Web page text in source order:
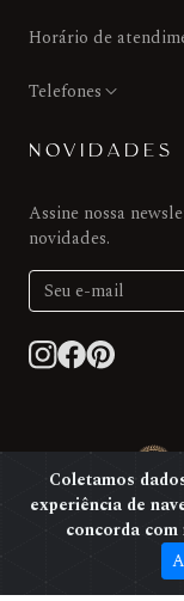
Horário de
Telefones
NOVIDADES
Assine nossa
novidades.
Coletamos
experiência de
concorda com